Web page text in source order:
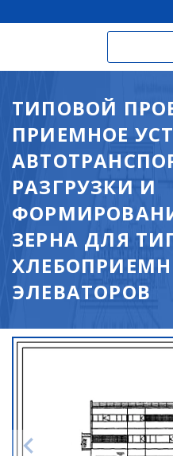
ТИПОВОЙ
ПРИЕМНОЕ
РАЗГРУЗКИ И
ЗЕРНА ДЛЯ
ЭЛЕВАТОРОВ